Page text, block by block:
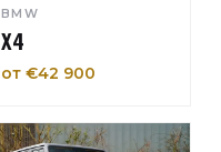
BMW
X4
от €42 900